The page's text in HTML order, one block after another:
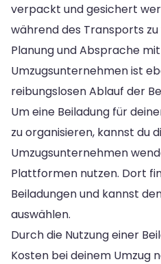
verpackt und gesichert
während des Transports
Planung und Absprache
Umzugsunternehmen ist
reibungslosen Ablauf der
Um eine Beiladung für
zu organisieren, kannst du
Umzugsunternehmen
Plattformen nutzen. Dort
Beiladungen und kannst
auswählen.
Durch die Nutzung einer
Kosten bei deinem Umzug